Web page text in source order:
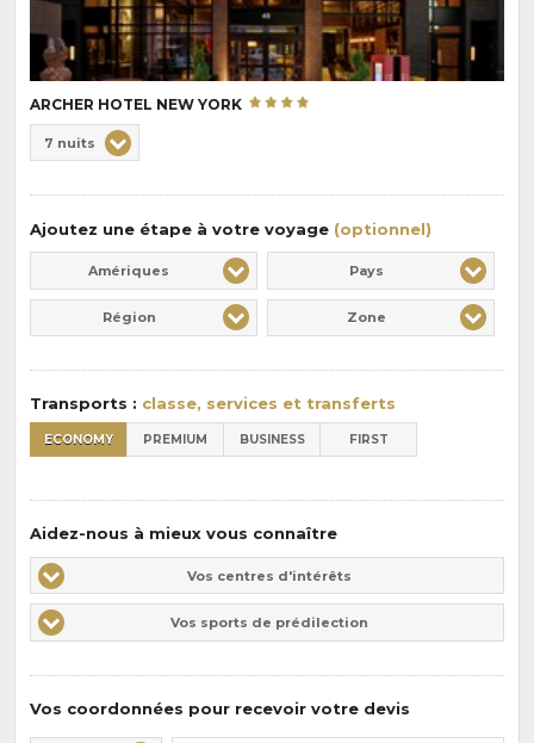
ARCHER HOTEL NEW YORK
de
la
pension
:
7 nuits
Ajoutez une étape à votre voyage (optionnel)
Amériques Pays
Région Zone
Transports : classe, services et transferts
ECONOMY PREMIUM BUSINESS FIRST
Aidez-nous à mieux vous connaître
Vos
centres
d'intérêts
Vos centres d'intérêts
Vos
sports
Vos sports de prédilection
Vos coordonnées pour recevoir votre devis